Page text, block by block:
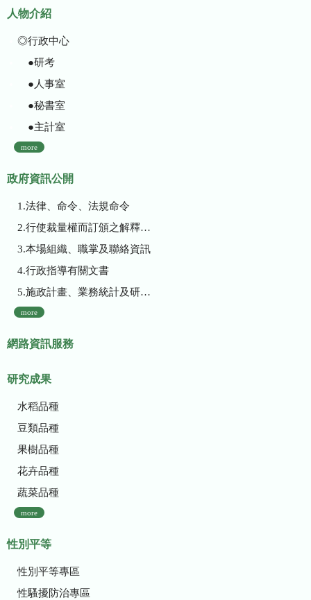
人物介紹
◎行政中心
●研考
●人事室
●秘書室
●主計室
more
政府資訊公開
1.法律、命令、法規命令
2.行使裁量權而訂頒之解釋性規定及裁量基準
3.本場組織、職掌及聯絡資訊
4.行政指導有關文書
5.施政計畫、業務統計及研究報告
more
網路資訊服務
研究成果
水稻品種
豆類品種
果樹品種
花卉品種
蔬菜品種
more
性別平等
性別平等專區
性騷擾防治專區